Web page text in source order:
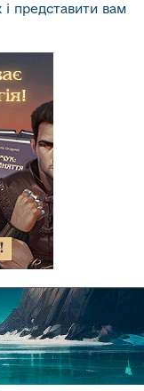
і представити вам